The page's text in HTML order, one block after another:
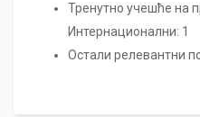
Тренутно учешће на
Интернационални: 1
Остали релевантни